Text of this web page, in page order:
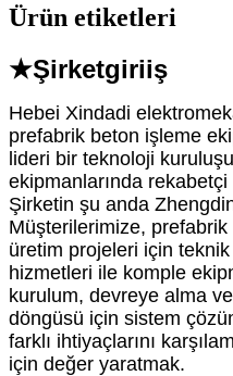
Ürün etiketleri
★Şirketgiriiş
Hebei Xindadi
prefabrik beton işleme
lideri bir teknoloji
ekipmanlarında
Şirketin şu anda
Müşterilerimize,
üretim projeleri için teknik
hizmetleri ile komple
kurulum, devreye alma ve
döngüsü için sistem
farklı ihtiyaçlarını
için değer yaratmak.